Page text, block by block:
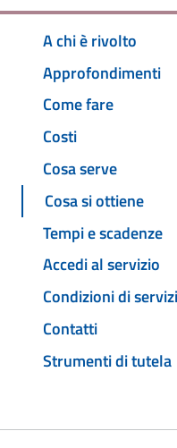
A chi è rivolto
Approfondimenti
Come fare
Costi
Cosa serve
Cosa si ottiene
Tempi e scadenze
Accedi al servizio
Condizioni di
Contatti
Strumenti di tutela